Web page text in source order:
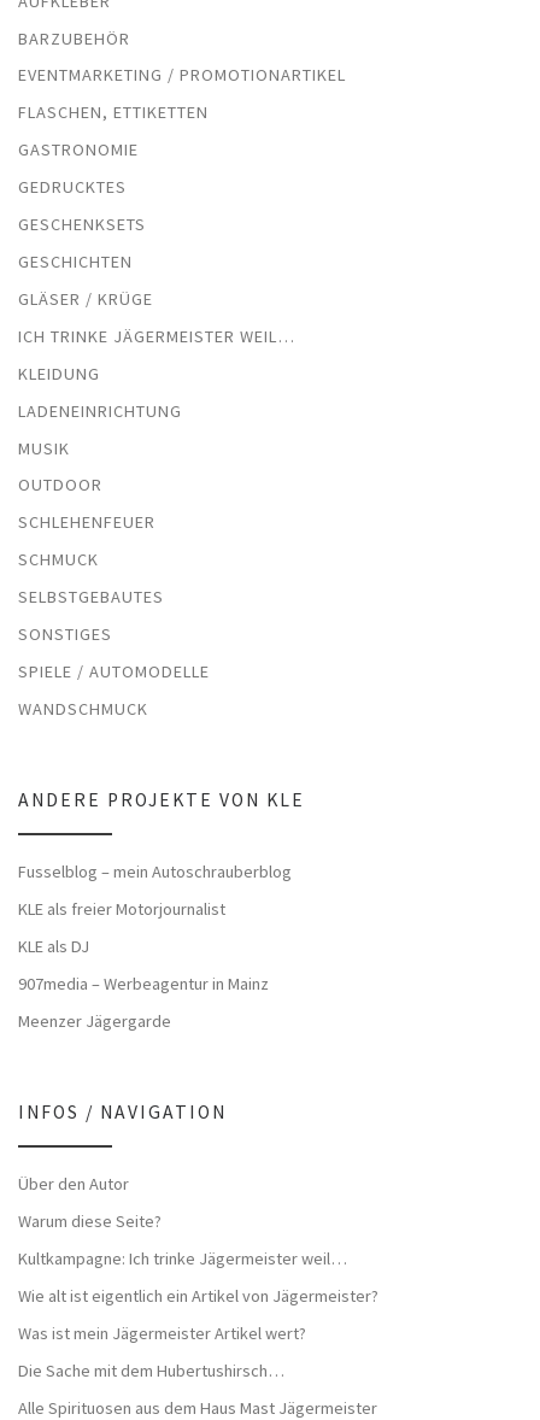
BARZUBEHÖR
EVENTMARKETING / PROMOTIONARTIKEL
FLASCHEN, ETTIKETTEN
GASTRONOMIE
GEDRUCKTES
GESCHENKSETS
GESCHICHTEN
GLÄSER / KRÜGE
ICH TRINKE JÄGERMEISTER WEIL…
KLEIDUNG
LADENEINRICHTUNG
MUSIK
OUTDOOR
SCHLEHENFEUER
SCHMUCK
SELBSTGEBAUTES
SONSTIGES
SPIELE / AUTOMODELLE
WANDSCHMUCK
ANDERE PROJEKTE VON KLE
Fusselblog – mein Autoschrauberblog
KLE als freier Motorjournalist
KLE als DJ
907media – Werbeagentur in Mainz
Meenzer Jägergarde
INFOS / NAVIGATION
Über den Autor
Warum diese Seite?
Kultkampagne: Ich trinke Jägermeister weil…
Wie alt ist eigentlich ein Artikel von Jägermeister?
Was ist mein Jägermeister Artikel wert?
Die Sache mit dem Hubertushirsch…
Alle Spirituosen aus dem Haus Mast Jägermeister